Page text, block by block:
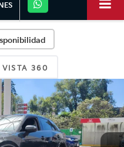
VISTA 360